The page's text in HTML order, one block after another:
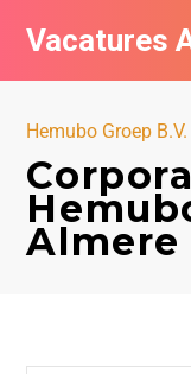
Vacatures
Hemubo Groep B.V.
Almere
Vacatures per
De populairste
Nieuwsbrief feed